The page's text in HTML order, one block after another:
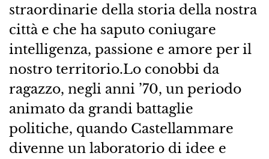
straordinarie della storia della nostra
città e che ha saputo coniugare
intelligenza, passione e amore per il
nostro territorio.Lo conobbi da
ragazzo, negli anni ’70, un periodo
animato da grandi battaglie
politiche, quando Castellammare
divenne un laboratorio di idee e